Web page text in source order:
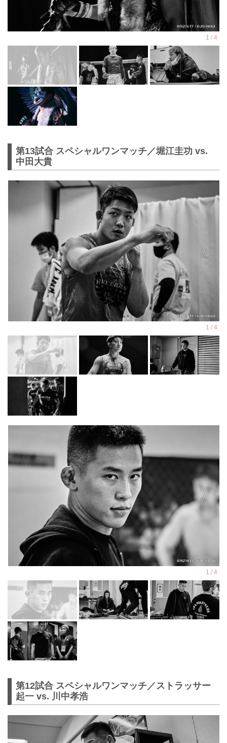
第13試合 スペシャルワンマッチ／堀江圭功 vs.
中田大貴
第12試合 スペシャルワンマッチ／ストラッサー
起一 vs. 川中孝浩